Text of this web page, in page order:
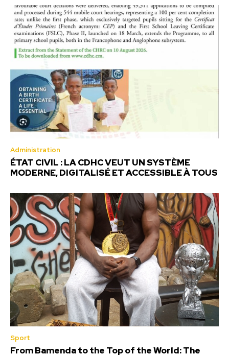
Administration
ÉTAT CIVIL : LA CDHC VEUT UN SYSTÈME
MODERNE, DIGITALISÉ ET ACCESSIBLE À TOUS
Sport
From Bamenda to the Top of the World: The